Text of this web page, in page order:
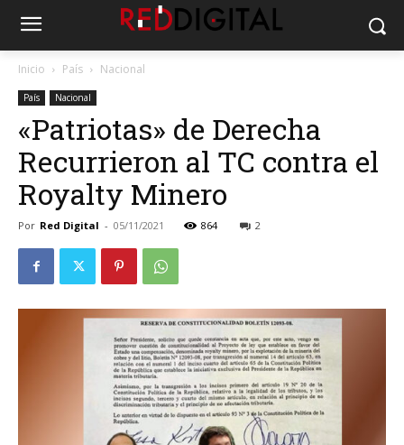
Inicio País Nacional
País Nacional
«Patriotas» de Derecha
Recurrieron al TC contra el
Royalty Minero
Por Red Digital - 05/11/2021 864 2